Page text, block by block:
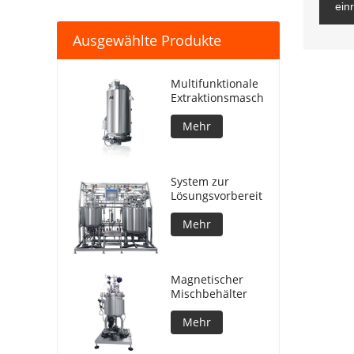
Ausgewählte Produkte
Multifunktionale
Extraktionsmaschine
Mehr
System zur
Lösungsvorbereitung
Mehr
Magnetischer
Mischbehälter
Mehr